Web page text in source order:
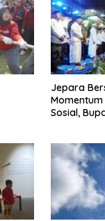
Jepara
Sosial,